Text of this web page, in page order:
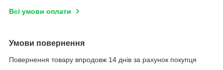
Всі умови оплати
Умови повернення
Повернення товару впродовж 14 днів за рахунок покупця